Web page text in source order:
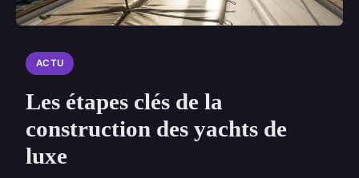
ACTU
Les étapes clés de la
construction des yachts de
luxe